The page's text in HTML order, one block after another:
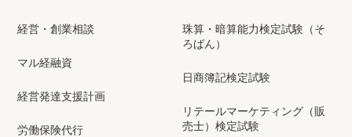
経営・創業相談
マル経融資
経営発達支援計画
労働保険代行
珠算・暗算能力検定試験（そ
ろばん）
日商簿記検定試験
リテールマーケティング（販
売士）検定試験